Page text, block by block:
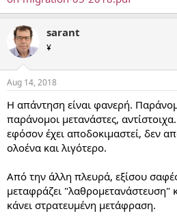
sarant
¥
Aug 14, 2018
Η απάντηση είναι φανερή.
παράνομοι μετανάστες,
εφόσον έχει αποδοκιμαστεί, δεν
ολοένα και λιγότερο.
Από την άλλη πλευρά, εξίσου σαφές
μεταφράζει "λαθρομετανάστευση"
κάνει στρατευμένη μετάφραση.